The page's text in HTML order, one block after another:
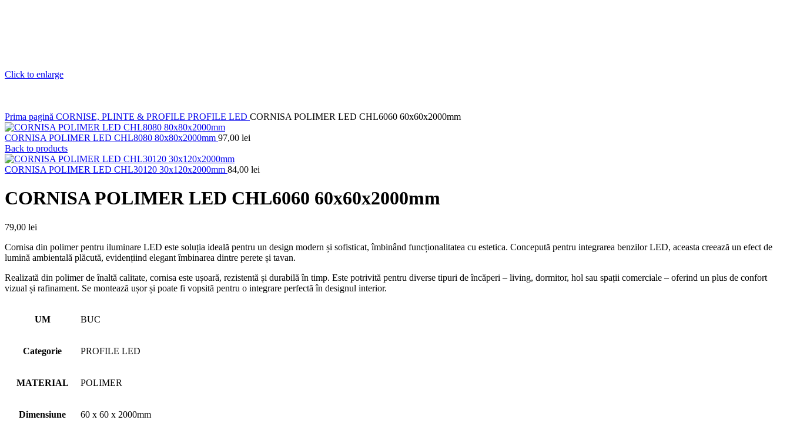
Click to enlarge
Prima pagină CORNISE, PLINTE & PROFILE PROFILE LED CORNISA POLIMER LED CHL6060 60x60x2000mm
CORNISA POLIMER LED CHL8080 80x80x2000mm 97,00 lei
Back to products
CORNISA POLIMER LED CHL30120 30x120x2000mm 84,00 lei
CORNISA POLIMER LED CHL6060 60x60x2000mm
79,00 lei
Cornisa din polimer pentru iluminare LED este soluția ideală pentru un design modern și sofisticat, îmbinând funcționalitatea cu estetica. Concepută pentru integrarea benzilor LED, aceasta creează un efect de
lumină ambientală plăcută, evidențiind elegant îmbinarea dintre perete și tavan.
Realizată din polimer de înaltă calitate, cornisa este ușoară, rezistentă și durabilă în timp. Este potrivită pentru diverse tipuri de încăperi – living, dormitor, hol sau spații comerciale – oferind un plus de confort
vizual și rafinament. Se montează ușor și poate fi vopsită pentru o integrare perfectă în designul interior.
UM BUC
Categorie PROFILE LED
MATERIAL POLIMER
Dimensiune 60 x 60 x 2000mm